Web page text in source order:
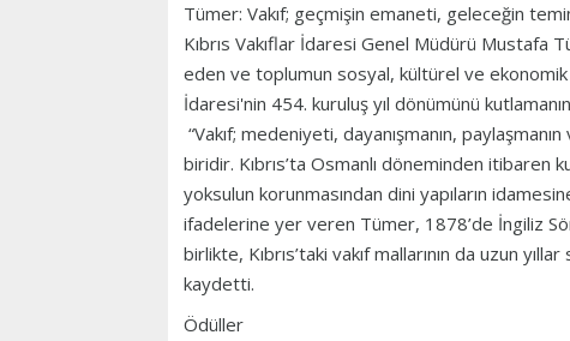
Tümer: Vakıf; geçmişin emaneti, geleceğin
Kıbrıs Vakıflar İdaresi Genel Müdürü Mustafa
eden ve toplumun sosyal, kültürel ve ekonomik
İdaresi'nin 454. kuruluş yıl dönümünü
“Vakıf; medeniyeti, dayanışmanın,
biridir. Kıbrıs’ta Osmanlı döneminden itibaren
yoksulun korunmasından dini yapıların
ifadelerine yer veren Tümer, 1878’de İngiliz
birlikte, Kıbrıs’taki vakıf mallarının da uzun
kaydetti.
Ödüller